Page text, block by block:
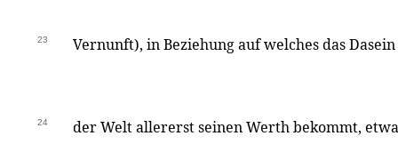
23 Vernunft), in Beziehung auf welches das
24 der Welt allererst seinen Werth bekommt,